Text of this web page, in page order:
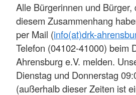
Alle Bürgerinnen und Bürger,
diesem Zusammenhang
per Mail (info(at)drk-
Telefon (04102-41000) beim
Ahrensburg e.V. melden.
Dienstag und Donnerstag
(außerhalb dieser Zeiten ist